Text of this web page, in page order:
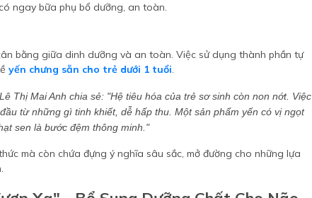
ngay bữa phụ bổ dưỡng, an toàn.
bằng giữa dinh dưỡng và an toàn. Việc sử dụng thành phần tự
yến chưng sẵn cho trẻ dưới 1 tuổi.
Thị Mai Anh chia sẻ: "Hệ tiêu hóa của trẻ sơ sinh còn non nớt. Việc
từ những gì tinh khiết, dễ hấp thu. Một sản phẩm yến có vị ngọt
sen là bước đệm thông minh."
mà còn chứa đựng ý nghĩa sâu sắc, mở đường cho những lựa